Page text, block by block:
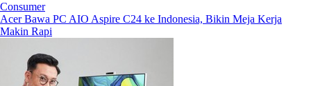
Consumer
Acer Bawa PC AIO Aspire C24 ke Indonesia, Bikin Meja Kerja
Makin Rapi